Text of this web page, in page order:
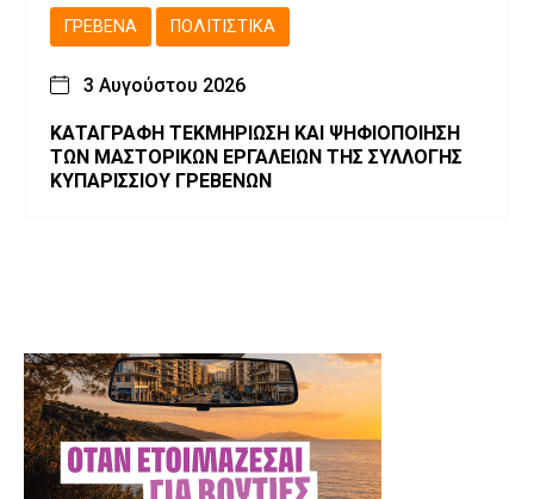
ΓΡΕΒΕΝΆ ΠΟΛΙΤΙΣΤΙΚΆ
3 Αυγούστου 2026
ΚΑΤΑΓΡΑΦΗ ΤΕΚΜΗΡΙΩΣΗ ΚΑΙ ΨΗΦΙΟΠΟΙΗΣΗ
ΤΩΝ ΜΑΣΤΟΡΙΚΩΝ ΕΡΓΑΛΕΙΩΝ ΤΗΣ ΣΥΛΛΟΓΗΣ
ΚΥΠΑΡΙΣΣΙΟΥ ΓΡΕΒΕΝΩΝ